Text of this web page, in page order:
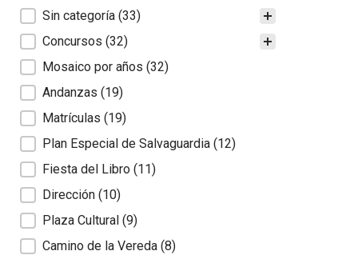
Sin categoría (33)
Concursos (32)
Mosaico por años (32)
Andanzas (19)
Matrículas (19)
Plan Especial de Salvaguardia (12)
Fiesta del Libro (11)
Dirección (10)
Plaza Cultural (9)
Camino de la Vereda (8)